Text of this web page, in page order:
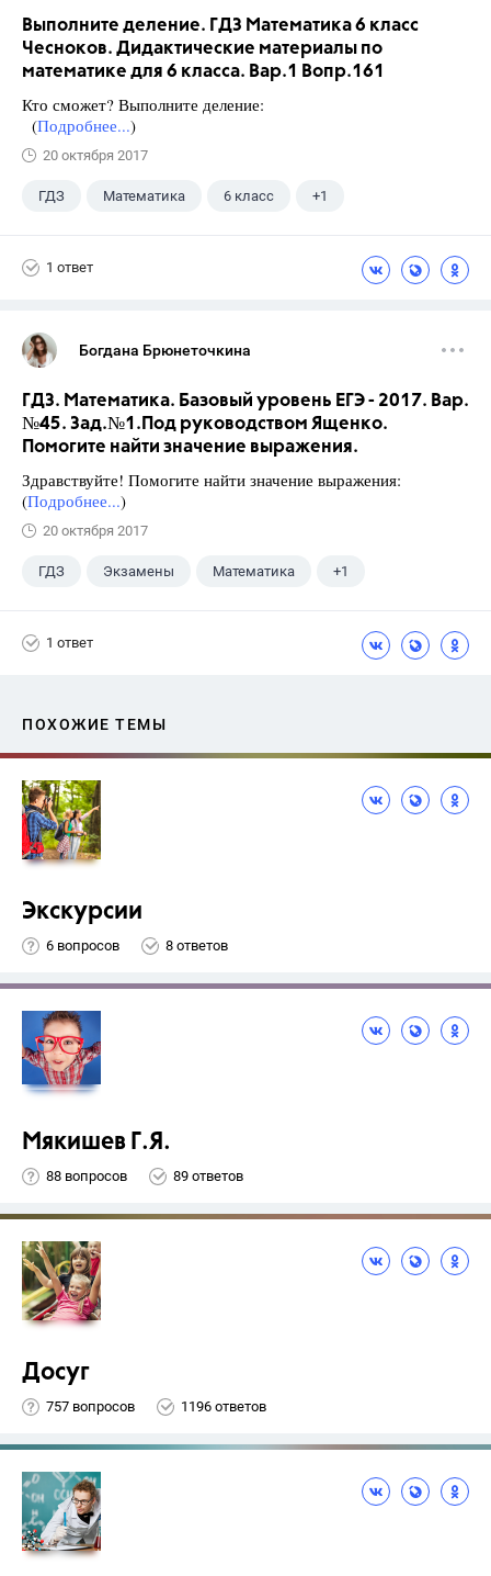
Выполните деление. ГДЗ Математика 6 класс
Чесноков. Дидактические материалы по
математике для 6 класса. Вар.1 Вопр.161
Кто сможет? Выполните деление:
(Подробнее...)
20 октября 2017
ГДЗ Математика 6 класс +1
1 ответ
Богдана Брюнеточкина
ГДЗ. Математика. Базовый уровень ЕГЭ - 2017. Вар.
№45. Зад.№1.Под руководством Ященко.
Помогите найти значение выражения.
Здравствуйте! Помогите найти значение выражения:
(Подробнее...)
20 октября 2017
ГДЗ Экзамены Математика +1
1 ответ
ПОХОЖИЕ ТЕМЫ
Экскурсии
6 вопросов 8 ответов
Мякишев Г.Я.
88 вопросов 89 ответов
Досуг
757 вопросов 1196 ответов